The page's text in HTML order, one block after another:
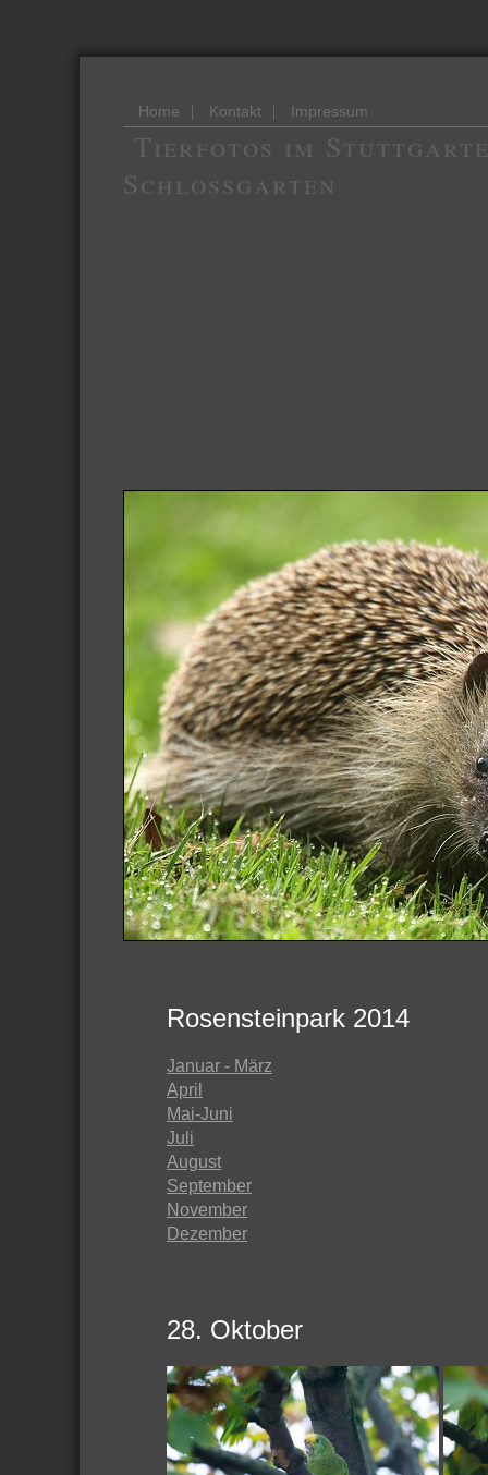
Home | Kontakt | Impressum
Tierfotos im
Schlossgarten
Rosensteinpark 2014
Januar - März
April
Mai-Juni
Juli
August
September
November
Dezember
28. Oktober